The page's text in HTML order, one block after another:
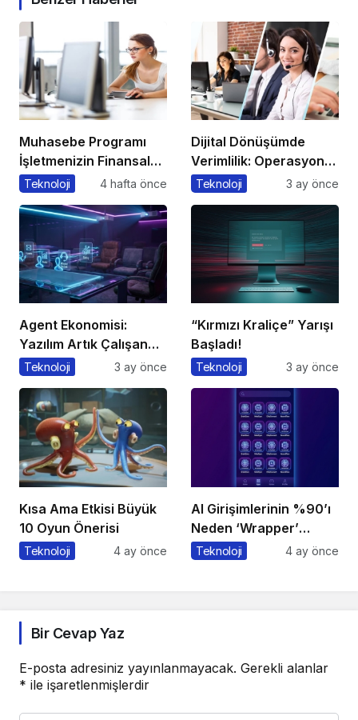
Muhasebe Programı
İşletmenizin Finansal
Yönetiminde Devrim
Teknoloji 4 hafta önce
Dijital Dönüşümde
Verimlilik: Operasyonel
Süreçleri Tek
Teknoloji 3 ay önce
Agent Ekonomisi:
Yazılım Artık Çalışan
Gibi ‘Görev’ Alıyor
Teknoloji 3 ay önce
“Kırmızı Kraliçe” Yarışı
Başladı!
Teknoloji 3 ay önce
Kısa Ama Etkisi Büyük
10 Oyun Önerisi
Teknoloji 4 ay önce
AI Girişimlerinin %90’ı
Neden ‘Wrapper’
Kalıyor?
Teknoloji 4 ay önce
Bir Cevap Yaz
E-posta adresiniz yayınlanmayacak. Gerekli alanlar
* ile işaretlenmişlerdir